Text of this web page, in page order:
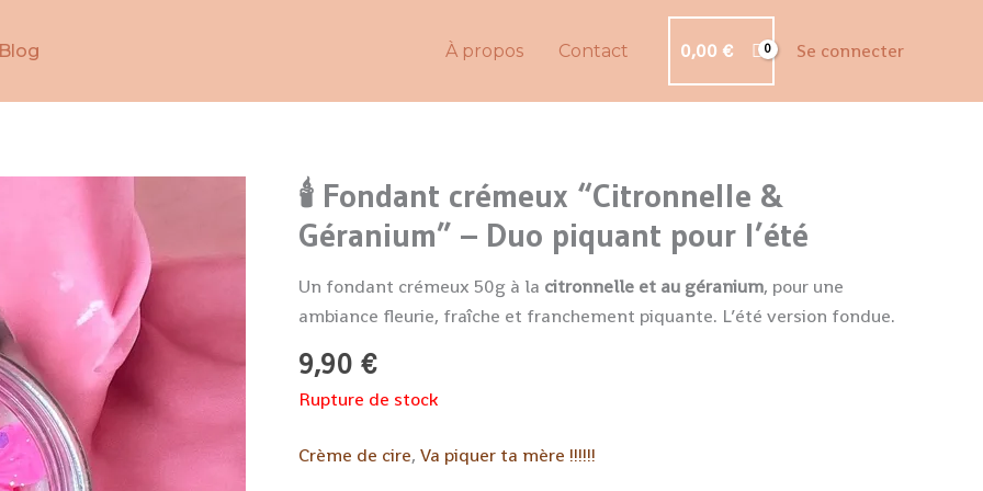
Blog À propos Contact 0,00 € Se connecter
🕯️ Fondant crémeux “Citronnelle &
Géranium” – Duo piquant pour l’été
Un fondant crémeux 50g à la citronnelle et au géranium, pour une
ambiance fleurie, fraîche et franchement piquante. L’été version fondue.
9,90 €
Rupture de stock
Crème de cire, Va piquer ta mère !!!!!!